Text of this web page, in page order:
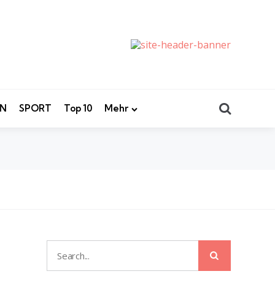
SPORT Top 10 Mehr
Search
for: